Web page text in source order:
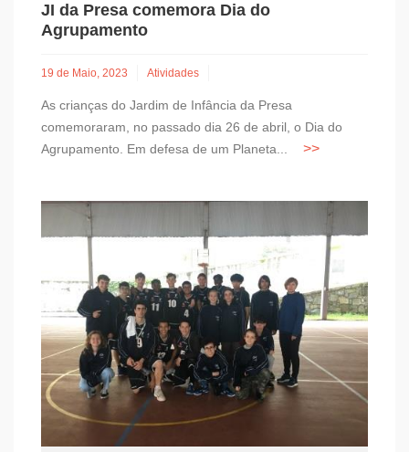
JI da Presa comemora Dia do
Agrupamento
19 de Maio, 2023 Atividades
As crianças do Jardim de Infância da Presa
comemoraram, no passado dia 26 de abril, o Dia do
Agrupamento. Em defesa de um Planeta...